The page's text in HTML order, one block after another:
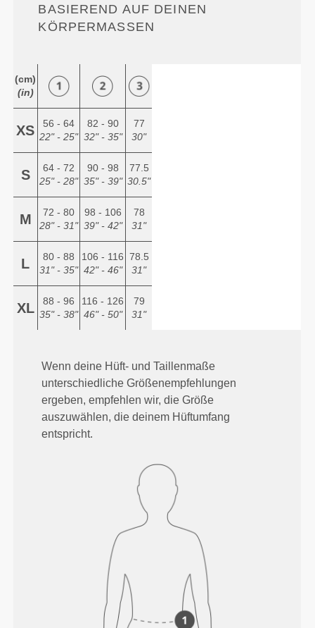
ASIEREND AUF DEINEN K
ÖRPERMASSEN
(cm)
(in)
XS
56 - 64
22" - 25"
82 - 90
32" - 35"
77
30"
S
64 - 72
25" - 28"
90 - 98
35" - 39"
77.5
30.5"
M
72 - 80
28" - 31"
98 - 106
39" - 42"
78
31"
L
80 - 88
31" - 35"
106 - 116
42" - 46"
78.5
31"
XL
88 - 96
35" - 38"
116 - 126
46" - 50"
79
31"
Wenn deine Hüft- und Taillenmaße
unterschiedliche Größenempfehlungen
ergeben, empfehlen wir, die Größe
auszuwählen, die deinem Hüftumfang
entspricht.